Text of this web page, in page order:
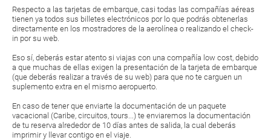
Respecto a las tarjetas de embarque, casi todas las compañías aéreas
tienen ya todos sus billetes electrónicos por lo que podrás obtenerlas
directamente en los mostradores de la aerolínea o realizando el check-
in por su web.
Eso sí, deberás estar atento si viajas con una compañía low cost, debido
a que muchas de ellas exigen la presentación de la tarjeta de embarque
(que deberás realizar a través de su web) para que no te carguen un
suplemento extra en el mismo aeropuerto.
En caso de tener que enviarte la documentación de un paquete
vacacional (Caribe, circuitos, tours...) te enviaremos la documentación
de tu reserva alrededor de 10 días antes de salida, la cual deberás
imprimir y llevar contigo en el viaje.